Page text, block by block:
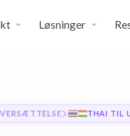
Løsninger
THAI TIL